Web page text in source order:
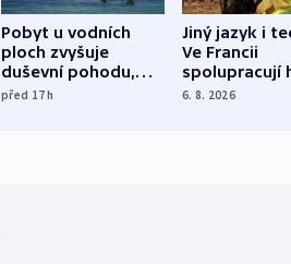
Pobyt u vodních
ploch zvyšuje
duševní pohodu,
ukázala
před 17h
Jiný jazyk i
Ve Francii
spolupracují
různých zemí
6. 8. 2026